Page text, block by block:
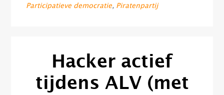
Participatieve democratie, Piratenpartij
Hacker actief
tijdens ALV (met